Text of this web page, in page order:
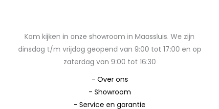
Kom kijken in onze showroom in Maassluis. We zijn
dinsdag t/m vrijdag geopend van 9:00 tot 17:00 en op
zaterdag van 9:00 tot 16:30
- Over ons
- Showroom
- Service en garantie